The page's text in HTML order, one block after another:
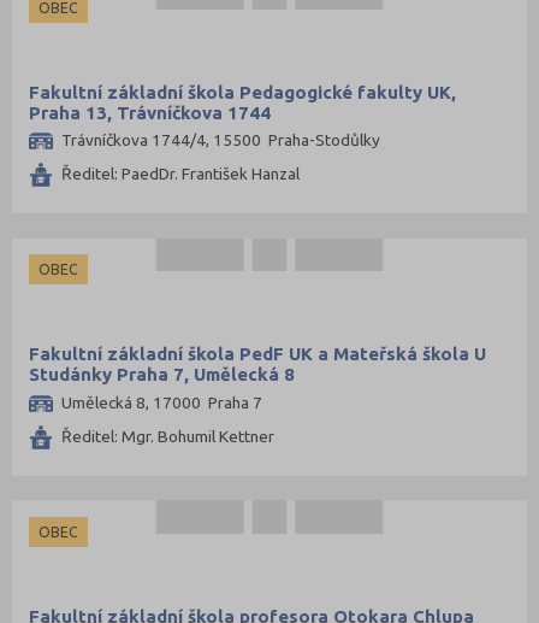
OBEC
Fakultní základní škola Pedagogické fakulty UK,
Praha 13, Trávníčkova 1744
Trávníčkova 1744/4, 15500 Praha-Stodůlky
Ředitel: PaedDr. František Hanzal
OBEC
Fakultní základní škola PedF UK a Mateřská škola U
Studánky Praha 7, Umělecká 8
Umělecká 8, 17000 Praha 7
Ředitel: Mgr. Bohumil Kettner
OBEC
Fakultní základní škola profesora Otokara Chlupa